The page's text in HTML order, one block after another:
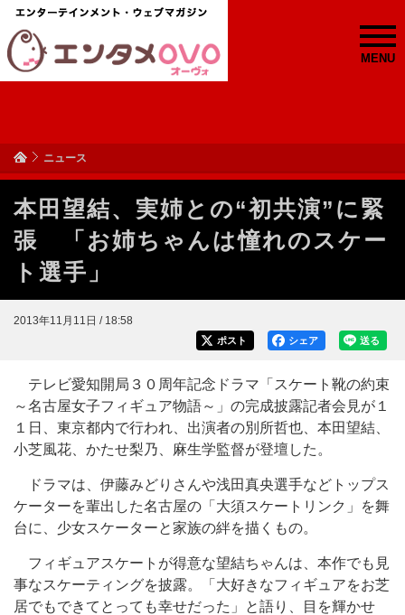
MENU
ニュース
本田望結、実姉との“初共演”に緊
張 「お姉ちゃんは憧れのスケー
ト選手」
2013年11月11日 / 18:58
送る
シェア
ポスト
テレビ愛知開局３０周年記念ドラマ「スケート靴の約束
～名古屋女子フィギュア物語～」の完成披露記者会見が１
１日、東京都内で行われ、出演者の別所哲也、本田望結、
小芝風花、かたせ梨乃、麻生学監督が登壇した。
ドラマは、伊藤みどりさんや浅田真央選手などトップス
ケーターを輩出した名古屋の「大須スケートリンク」を舞
台に、少女スケーターと家族の絆を描くもの。
フィギュアスケートが得意な望結ちゃんは、本作でも見
事なスケーティングを披露。「大好きなフィギュアをお芝
居でもできてとっても幸せだった」と語り、目を輝かせ